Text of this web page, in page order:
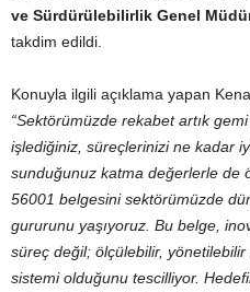
ve Sürdürülebilirlik Genel Müdür
takdim edildi.
Konuyla ilgili açıklama yapan
“Sektörümüzde rekabet artık
işlediğiniz, süreçlerinizi ne kadar
sunduğunuz katma değerlerle de
56001 belgesini sektörümüzde
gururunu yaşıyoruz. Bu belge,
süreç değil; ölçülebilir,
sistemi olduğunu tescilliyor.